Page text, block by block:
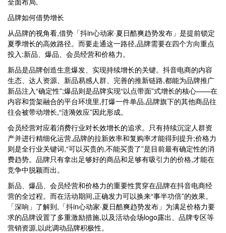
品牌如何借势增长
从品牌的视角看,借势「抖in心动家·夏日酷爽趋势发布」是提前锁定
夏季增长的高效路径。而要走通这一路径,品牌需要在四个方向重点
投入:新品、爆品、会员经营和价格力。
新品是品牌创造生意爆发、实现持续增长的关键。抖音电商的内容
生态、达人资源、新品易感人群、完善的推新链路,都能为品牌推广
新品注入“确定性”;爆品则是品牌实现“以点带面”式增长的核心——在
内容和货架融合的平台环境里,打爆一件单品,品牌旗下的其他商品往
往会被带动增长,“涟漪效应”因此形成。
会员经营对应着消费行业对长效增长的追求。只有持续沉淀人群资
产并进行精细化运营,品牌的拉新效率和复购率才能得到提升;价格力
则是全行业关键词,“可以买贵的,不能买贵了”是目前最有确定性的消
费趋势。品牌只有拿出足够好的商品和足够有吸引力的价格,才能在
竞争中脱颖而出。
新品、爆品、会员经营和价格力的重要性贯穿在品牌在抖音电商经
营的全过程。而在活动期间,正确发力可以换来“事半功倍”的效果。
「深响」了解到,「抖in心动家·夏日酷爽趋势发布」为满足价格力要
求的品牌设置了多重激励措施,以及活动会场logo露出、品牌专区等
营销资源,以此调动品牌积极性。